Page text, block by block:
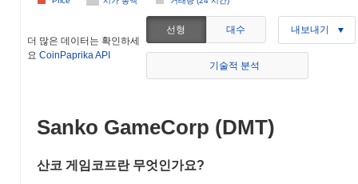
더 많은 데이터는 확인하세
요 CoinPaprika API
선형 대수 내보내기
기술적 분석
Sanko GameCorp (DMT)
산코 게임코프란 무엇인가요?